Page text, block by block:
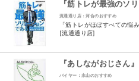
流通通り店：河合のおすすめ
[流通通り店]
バイヤー：永山のおすすめ